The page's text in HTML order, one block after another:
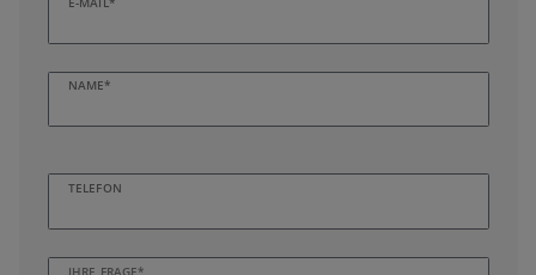
NAME*
TELEFON
IHRE FRAGE*